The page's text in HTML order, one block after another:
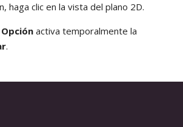
haga clic en la vista del plano 2D.
Opción activa temporalmente la
.